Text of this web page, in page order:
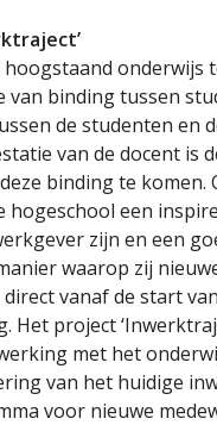
onderwijs
van binding tussen
de studenten en
van de docent is
binding te komen.
hogeschool een
zijn en een
waarop zij
vanaf de start van
Het project
met het
van het huidige
voor nieuwe